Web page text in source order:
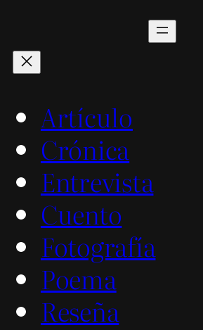
Artículo
Crónica
Entrevista
Cuento
Fotografía
Poema
Reseña